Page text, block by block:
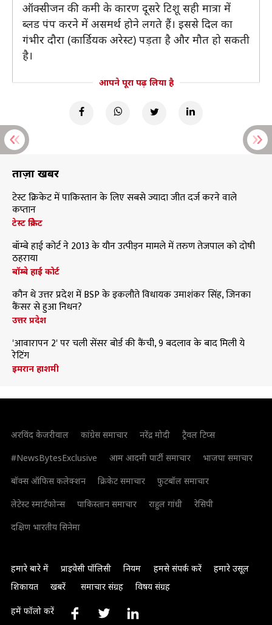
ऑक्सीजन की कमी के कारण दूसरे टिशू सही मात्रा में
ब्लड पंप करने में असमर्थ होने लगते हैं। इससे दिल का
गंभीर दौरा (कार्डियक अरेस्ट) पड़ता है और मौत हो सकती
है।
आपने पूरा पढ़ लिया है
ताज़ा खबरें
टेस्ट क्रिकेट में पाकिस्तान के लिए सबसे ज्यादा जीत दर्ज करने वाले
कप्तान
टेस्ट क्रिकेट
बॉम्बे हाई कोर्ट ने 2013 के यौन उत्पीड़न मामले में तरुण तेजपाल को दोषी
ठहराया
बॉम्बे हाई कोर्ट
कौन थे उत्तर प्रदेश में BSP के इकलौते विधायक उमाशंकर सिंह, जिनका
कैंसर से हुआ निधन?
उत्तर प्रदेश
'आवारापन 2' पर चली सेंसर बोर्ड की कैंची, 9 बदलाव के बाद मिली ये
रेटिंग
इमरान हाशमी
अरविंद केजरीवाल कांग्रेस समाचार नरेंद्र मोदी
ट्रैवल टिप्स
#NewsBytesExclusive
आम आदमी पार्टी समाचार
भाजपा समाचार
बॉक्स ऑफिस कलेक्शन
क्रिकेट समाचार
फुटबॉल समाचार
लेटेस्ट स्मार्टफोन्स
पाकिस्तान समाचार राहुल गांधी
रेसिपी
दक्षिण भारतीय सिनेमा
हमारे बारे में प्राइवेसी पॉलिसी नियम हमसे संपर्क करें
हमारे उसूल
शिकायत
खबरें समाचार संग्रह विषय संग्रह
हमें फॉलो करें